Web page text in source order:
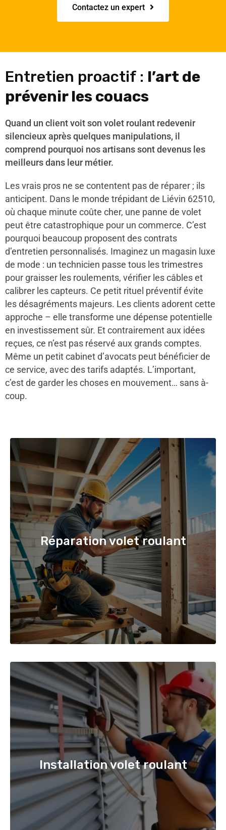
Contactez un expert
Entretien proactif : l’art de
prévenir les couacs
Quand un client voit son volet roulant redevenir
silencieux après quelques manipulations, il
comprend pourquoi nos artisans sont devenus les
meilleurs dans leur métier.
Les vrais pros ne se contentent pas de réparer ; ils
anticipent. Dans le monde trépidant de Liévin 62510,
où chaque minute coûte cher, une panne de volet
peut être catastrophique pour un commerce. C’est
pourquoi beaucoup proposent des contrats
d’entretien personnalisés. Imaginez un magasin luxe
de mode : un technicien passe tous les trimestres
pour graisser les roulements, vérifier les câbles et
calibrer les capteurs. Ce petit rituel préventif évite
les désagréments majeurs. Les clients adorent cette
approche – elle transforme une dépense potentielle
en investissement sûr. Et contrairement aux idées
reçues, ce n’est pas réservé aux grands comptes.
Même un petit cabinet d’avocats peut bénéficier de
ce service, avec des tarifs adaptés. L’important,
c’est de garder les choses en mouvement… sans à-
coup.
Réparation volet roulant
Installation volet roulant